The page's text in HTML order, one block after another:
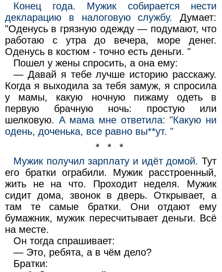
Конец года. Мужик собирается нести
декларацию в налоговую службу.
Думает:
"Оденусь в грязную одежду — подумают, что
работаю с утра до вечера, море денег.
Оденусь в костюм - точно есть деньги. "
Пошел у жены спросить, а она ему:
— Давай я тебе лучше историю расскажу.
Когда я выходила за тебя замуж, я спросила
у мамы, какую ночную пижаму одеть в
первую брачную ночь: простую или
шелковую. А мама мне ответила: "Какую ни
одень, доченька, все равно вы**ут. "
* * *
Мужик получил зарплату и идёт домой. Тут
его братки ограбили. Мужик расстроенный,
жить не на что. Проходит неделя. Мужик
сидит дома, звонок в дверь. Открывает, а
там те самые братки. Они отдают ему
бумажник, мужик пересчитывает деньги. Всё
на месте.
Он тогда спрашивает:
— Это, ребята, а в чём дело?
Братки: